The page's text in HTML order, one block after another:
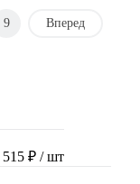
9 Вперед
515 ₽ / шт